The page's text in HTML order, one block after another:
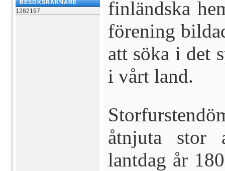
BESÖKSRÄKNARE
1282197
finländska
förening
att söka i det
i vårt land.
åtnjuta stor
lantdag år